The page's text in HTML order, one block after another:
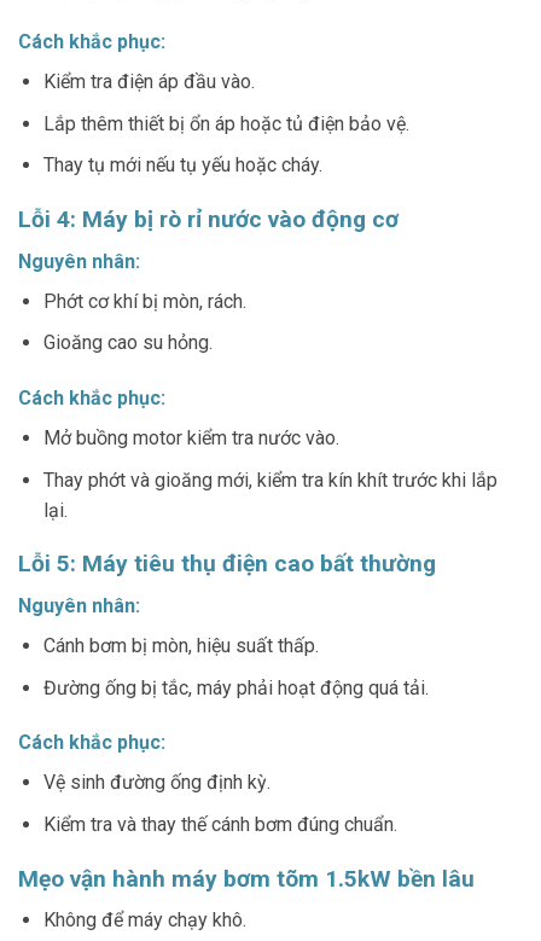
Cách khắc phục:
Kiểm tra điện áp đầu vào.
Lắp thêm thiết bị ổn áp hoặc tủ điện bảo vệ.
Thay tụ mới nếu tụ yếu hoặc cháy.
Lỗi 4: Máy bị rò rỉ nước vào động cơ
Nguyên nhân:
Phớt cơ khí bị mòn, rách.
Gioăng cao su hỏng.
Cách khắc phục:
Mở buồng motor kiểm tra nước vào.
Thay phớt và gioăng mới, kiểm tra kín khít trước khi lắp
lại.
Lỗi 5: Máy tiêu thụ điện cao bất thường
Nguyên nhân:
Cánh bơm bị mòn, hiệu suất thấp.
Đường ống bị tắc, máy phải hoạt động quá tải.
Cách khắc phục:
Vệ sinh đường ống định kỳ.
Kiểm tra và thay thế cánh bơm đúng chuẩn.
Mẹo vận hành máy bơm tõm 1.5kW bền lâu
Không để máy chạy khô.